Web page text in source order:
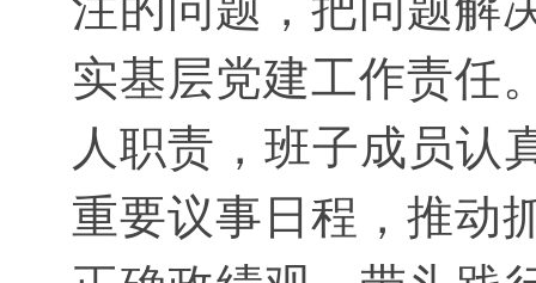
实基层党建工作责任
人职责，班子成员认
重要议事日程，推动